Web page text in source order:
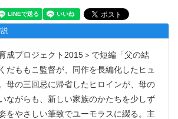
成プロジェクト2015＞で短編「父の結
だももこ監督が、同作を長編化したヒュ
母の三回忌に帰省したヒロインが、母の
ながらも、新しい家族のかたちを少しず
をやさしい筆致でユーモラスに綴る。主